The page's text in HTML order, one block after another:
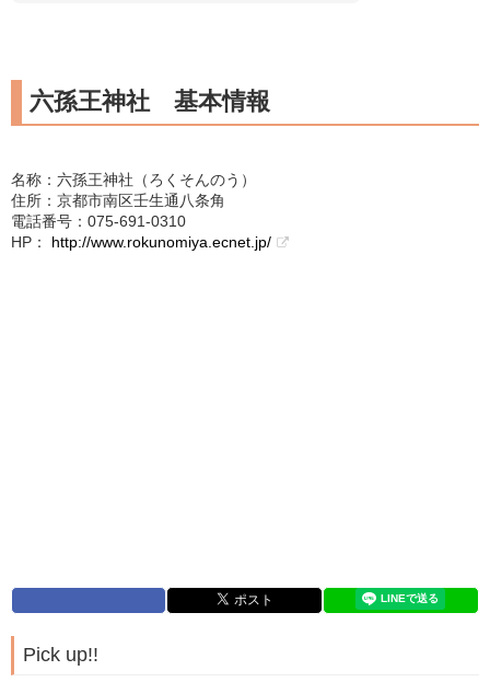
六孫王神社 基本情報
名称：六孫王神社（ろくそんのう）
住所：京都市南区壬生通八条角
電話番号：075-691-0310
HP： http://www.rokunomiya.ecnet.jp/
Pick up!!